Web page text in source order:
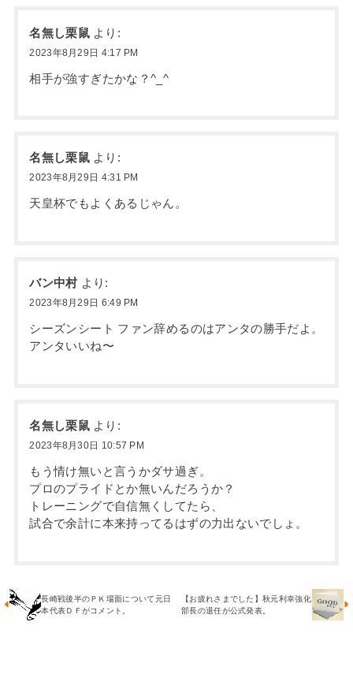
名無し栗鼠 より:
2023年8月29日 4:17 PM
相手が強すぎたかな？^_^
名無し栗鼠 より:
2023年8月29日 4:31 PM
天皇杯でもよくあるじゃん。
バン中村 より:
2023年8月29日 6:49 PM
シーズンシート ファン辞めるのはアンタの勝手だよ。
アンタいいね〜
名無し栗鼠 より:
2023年8月30日 10:57 PM
もう情け無いと言うかダサ過ぎ。
プロのプライドとか無いんだろうか？
トレーニングで自信無くしてたら、
試合で余計に本来持ってるはずの力出ないでしょ。
長崎戦後半のＰＫ場面について元日
本代表ＤＦがコメント。
【お疲れさまでした】秋元利幸強化
部長の退任が公式発表。